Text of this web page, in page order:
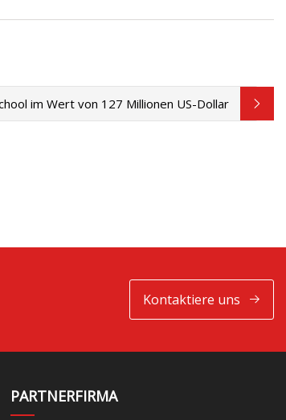
im Wert von 127 Millionen US-Dollar
Kontaktiere uns
PARTNERFIRMA